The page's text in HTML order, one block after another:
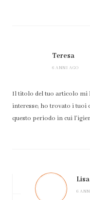
Teresa
6 ANNI AGO
Il titolo del tuo articolo mi
interesse; ho trovato i
questo periodo in cui
6